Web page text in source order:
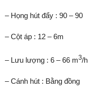
– Họng hút đẩy : 90 – 90
– Cột áp : 12 – 6m
– Lưu lượng : 6 – 66 m3/h
– Cánh hút : Bằng đồng